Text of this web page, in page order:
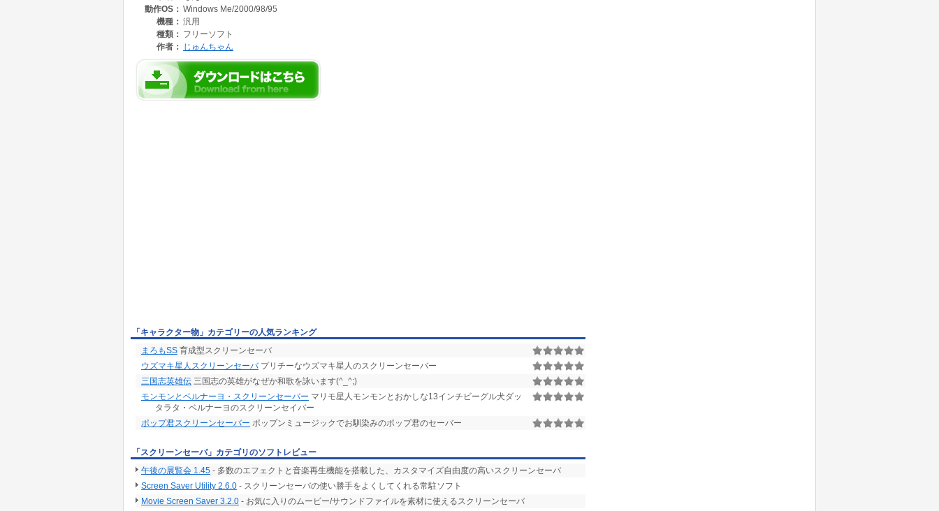
動作OS： Windows Me/2000/98/95
機種： 汎用
種類： フリーソフト
作者：
じゅんちゃん
「キャラクター物」カテゴリーの人気ランキング
まろもSS 育成型スクリーンセーバ
ウズマキ星人スクリーンセーバプリチーなウズマキ星人のスクリーンセーバー
三国志英雄伝 三国志の英雄がなぜか和歌を詠います(^_^;)
モンモンとベルナーヨ・スクリーンセーバー マリモ星人モンモンとおかしな13インチビーグル犬ダッ
タラタ・ベルナーヨのスクリーンセイバー
ポップ君スクリーンセーバー ポップンミュージックでお馴染みのポップ君のセーバー
「スクリーンセーバ」カテゴリのソフトレビュー
午後の展覧会 1.45 - 多数のエフェクトと音楽再生機能を搭載した、カスタマイズ自由度の高いスクリーンセーバ
Screen Saver Utility 2.6.0 - スクリーンセーバの使い勝手をよくしてくれる常駐ソフト
Movie Screen Saver 3.2.0 - お気に入りのムービー/サウンドファイルを素材に使えるスクリーンセーバ